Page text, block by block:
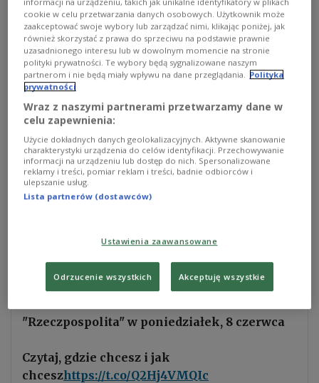
nüchterner und pragmatischer Blick auf die Folgen
der Entwicklungen jenseits der östlichen Grenze
für Polen. Abgesehen von der naheliegenden
Feststellung, dass die Ukraine mit ihrem Kampf
gegen Russland zugleich den
Sicherheitsinteressendiene, gebe es in Polen
offenbar keine weitergehende Strategie gegenüber
dem östlichen Nachbarn. Mehr noch: Jeder
Versuch, Probleme anzusprechen – sei es die
ukrainische Geschichtspolitik oder Kiews
offenkundige Bemühungen, Polens Position in
für „Streitigkeiten, die Putin in die Hände spielen“.
Wenn jetzt nicht der richtige Zeitpunkt dafür sei –
wann dann, fragt Cichocki.
"Rzeczpospolita" w poniedziałek, 8 czerwca
Czytaj, gdzie chcesz i jak
chceszhttps://t.co/Q2Hj4VMQIc
cookie w celu przetwarzania danych osobowych. Użytkownik może
zaakceptować swoje wybory lub zarządzać nimi, klikając poniżej, jak
również skorzystać z prawa do sprzeciwu na podstawie prawnie
uzasadnionego interesu lub w dowolnym momencie na stronie
polityki prywatności. Te wybory będą sygnalizowane naszym
partnerom i nie będą miały wpływu na dane przeglądania. Polityka
prywatności
Wraz z naszymi partnerami przetwarzamy dane w
celu zapewnienia:
Użycie dokładnych danych geolokalizacyjnych. Aktywne skanowanie
charakterystyki urządzenia do celów identyfikacji. Przechowywanie
informacji na urządzeniu lub dostęp do nich. Spersonalizowane
reklamy i treści, pomiar reklam i treści, badnie odbiorców i
ulepszanie usług.
Lista partnerów (dostawców)
Ustawienia zaawansowane
Odrzucenie wszystkich Akceptuję wszystkie